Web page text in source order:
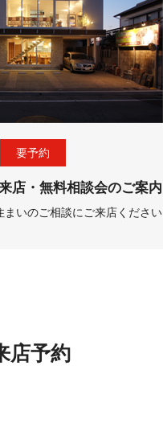
要予約
店・無料相談会のご案内
まいのご相談にご来店ください
店予約